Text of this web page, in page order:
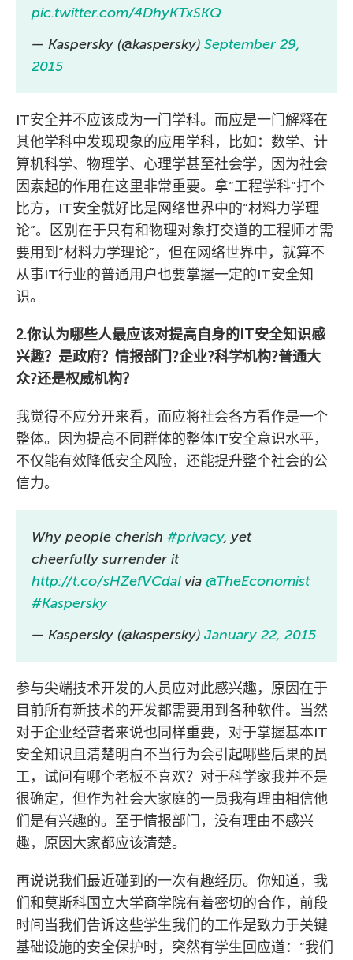
pic.twitter.com/4DhyKTxSKQ
— Kaspersky (@kaspersky) September 29,
2015
IT安全并不应该成为一门学科。而应是一门解释在
其他学科中发现现象的应用学科，比如：数学、计
算机科学、物理学、心理学甚至社会学，因为社会
因素起的作用在这里非常重要。拿”工程学科”打个
比方，IT安全就好比是网络世界中的”材料力学理
论”。区别在于只有和物理对象打交道的工程师才需
要用到”材料力学理论”，但在网络世界中，就算不
从事IT行业的普通用户也要掌握一定的IT安全知
识。
2.你认为哪些人最应该对提高自身的IT安全知识感
兴趣？是政府？情报部门?企业?科学机构?普通大
众?还是权威机构？
我觉得不应分开来看，而应将社会各方看作是一个
整体。因为提高不同群体的整体IT安全意识水平，
不仅能有效降低安全风险，还能提升整个社会的公
信力。
Why people cherish #privacy, yet
cheerfully surrender it
http://t.co/sHZefVCdaI via @TheEconomist
#Kaspersky
— Kaspersky (@kaspersky) January 22, 2015
参与尖端技术开发的人员应对此感兴趣，原因在于
目前所有新技术的开发都需要用到各种软件。当然
对于企业经营者来说也同样重要，对于掌握基本IT
安全知识且清楚明白不当行为会引起哪些后果的员
工，试问有哪个老板不喜欢？对于科学家我并不是
很确定，但作为社会大家庭的一员我有理由相信他
们是有兴趣的。至于情报部门，没有理由不感兴
趣，原因大家都应该清楚。
再说说我们最近碰到的一次有趣经历。你知道，我
们和莫斯科国立大学商学院有着密切的合作，前段
时间当我们告诉这些学生我们的工作是致力于关键
基础设施的安全保护时，突然有学生回应道：”我们